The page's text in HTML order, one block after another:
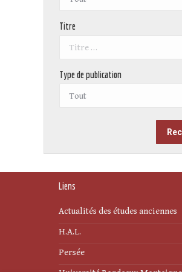
Titre
Type de publication
Liens
Actualités des études anciennes
H.A.L.
Persée